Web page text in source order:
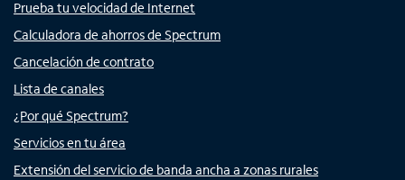
Prueba tu velocidad de Internet
Calculadora de ahorros de Spectrum
Cancelación de contrato
Lista de canales
¿Por qué Spectrum?
Servicios en tu área
Extensión del servicio de banda ancha a zonas rurales